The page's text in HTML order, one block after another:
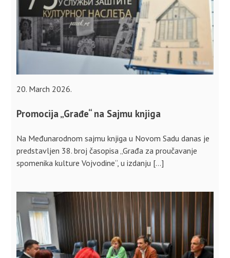
20. March 2026.
Promocija „Građe“ na Sajmu knjiga
Na Međunarodnom sajmu knjiga u Novom Sadu danas je
predstavljen 38. broj časopisa „Građa za proučavanje
spomenika kulture Vojvodine“, u izdanju […]